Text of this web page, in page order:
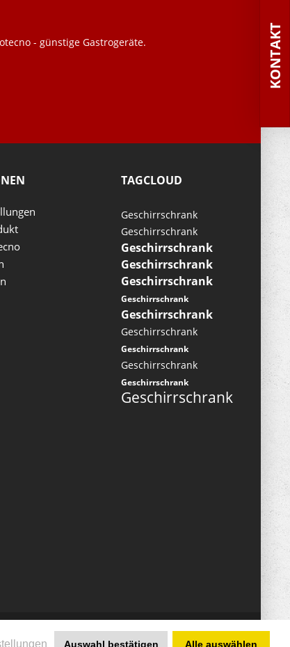
Auswahl bestätigen Alle auswählen
- günstige Gastrogeräte.
TAGCLOUD
Geschirrschrank
Geschirrschrank
Geschirrschrank
Geschirrschrank
Geschirrschrank
Geschirrschrank
Geschirrschrank
Geschirrschrank
Geschirrschrank
Geschirrschrank
Geschirrschrank
Geschirrschrank
KONTAKT